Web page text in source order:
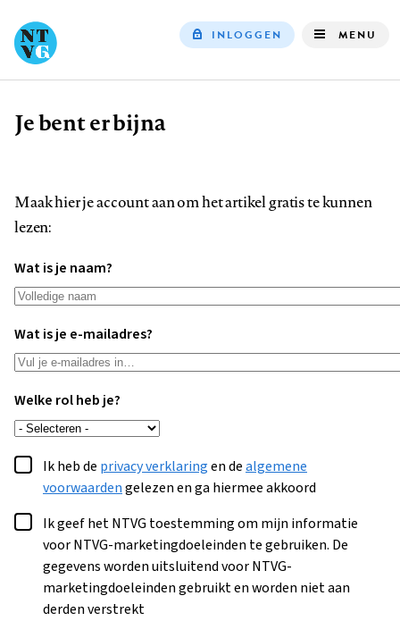
INLOGGEN MENU
Kruimelpad
Je bent er bijna
Maak hier je account aan om het artikel gratis te kunnen
lezen:
Wat is je naam?
Wat is je e-mailadres?
Welke rol heb je?
Ik heb de privacy verklaringen dealgemene
voorwaardengelezen en ga hiermee akkoord
Ik geef het NTVG toestemming om mijn informatie
voor NTVG-marketingdoeleinden te gebruiken. De
gegevens worden uitsluitend voor NTVG-
marketingdoeleinden gebruikt en worden niet aan
derden verstrekt